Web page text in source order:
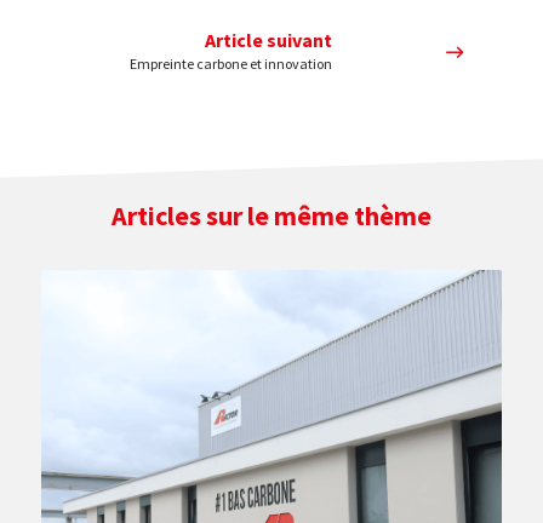
Article suivant
Empreinte carbone et innovation
Articles sur le même thème